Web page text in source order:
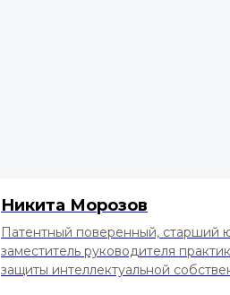
Никита Морозов
Патентный поверенный, старший
заместитель руководителя
защиты интеллектуальной